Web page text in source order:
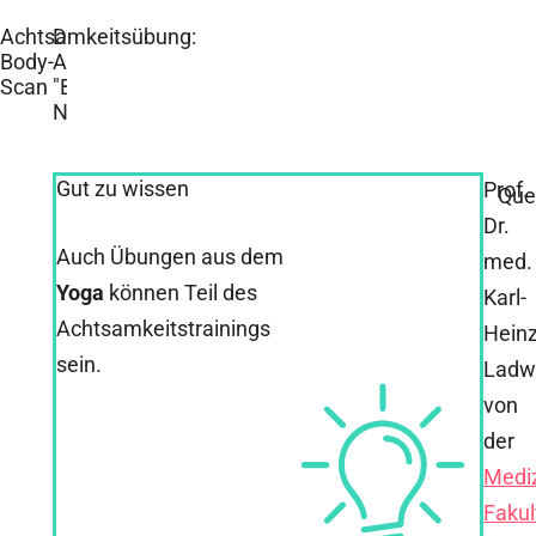
Achtsamkeitsübung:
Body-
Scan
Die
Achtsamkeitsübung
"Body-Scan" zum
Nachlesen
Gut zu wissen
Auch Übungen aus dem
Yoga können Teil des
Achtsamkeitstrainings
sein.
Prof.
Dr.
med.
Karl-
von
der